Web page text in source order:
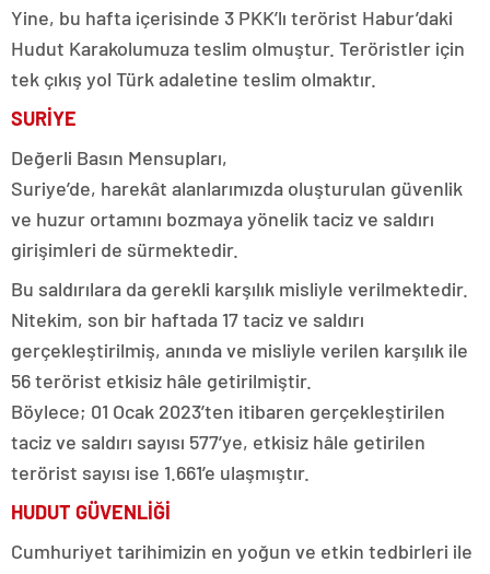
Yine, bu hafta içerisinde 3 PKK’lı terörist Habur’daki
Hudut Karakolumuza teslim olmuştur. Teröristler için
tek çıkış yol Türk adaletine teslim olmaktır.
SURİYE
Değerli Basın Mensupları,
Suriye’de, harekât alanlarımızda oluşturulan güvenlik
ve huzur ortamını bozmaya yönelik taciz ve saldırı
girişimleri de sürmektedir.
Bu saldırılara da gerekli karşılık misliyle verilmektedir.
Nitekim, son bir haftada 17 taciz ve saldırı
gerçekleştirilmiş, anında ve misliyle verilen karşılık ile
56 terörist etkisiz hâle getirilmiştir.
Böylece; 01 Ocak 2023’ten itibaren gerçekleştirilen
taciz ve saldırı sayısı 577’ye, etkisiz hâle getirilen
terörist sayısı ise 1.661’e ulaşmıştır.
HUDUT GÜVENLİĞİ
Cumhuriyet tarihimizin en yoğun ve etkin tedbirleri ile